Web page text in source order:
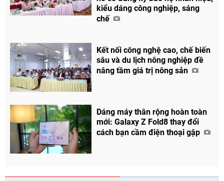
kiểu dáng công nghiệp, sáng
chế
Kết nối công nghệ cao, chế biến
sâu và du lịch nông nghiệp đề
nâng tầm giá trị nông sản
Dáng máy thân rộng hoàn toàn
mới: Galaxy Z Fold8 thay đổi
cách bạn cầm điện thoại gập